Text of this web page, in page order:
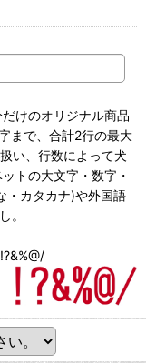
けのオリジナル商品
まで、合計2行の最大
い、行数によって犬
トの大文字・数字・
・カタカナ)や外国語
。